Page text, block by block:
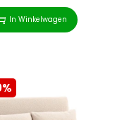
In Winkelwagen